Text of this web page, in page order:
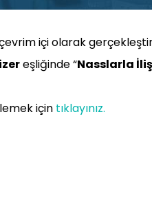
çevrim içi olarak
eşliğinde “Nasslarla
için tıklayınız.